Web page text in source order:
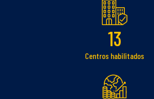
13
Centros habilitados